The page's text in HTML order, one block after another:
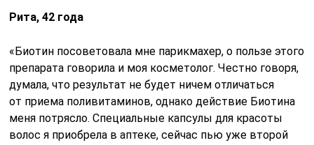
Оптимального эффекта можно добиться, сочетая